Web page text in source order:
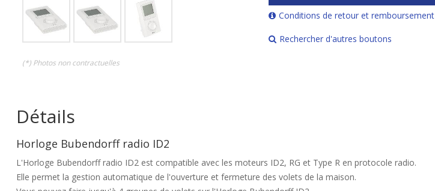
(*) Photos non contractuelles
Conditions de retour et remboursement
Rechercher d'autres boutons
Détails
Horloge Bubendorff radio ID2
L'Horloge Bubendorff radio ID2 est compatible avec les moteurs ID2, RG et Type R en protocole radio.
Elle permet la gestion automatique de l'ouverture et fermeture des volets de la maison.